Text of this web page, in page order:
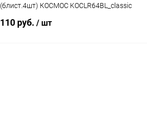
(блист.4шт) КОСМОС KOCLR64BL_classic
110 руб. / шт